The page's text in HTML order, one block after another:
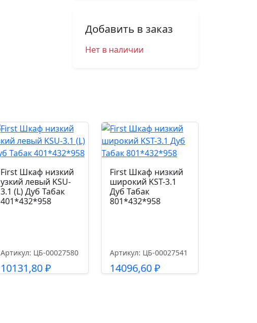
Добавить в заказ
Нет в наличии
First Шкаф низкий
узкий левый KSU-
3.1 (L) Дуб Табак
401*432*958
Артикул: ЦБ-00027580
10131,80₽
First Шкаф низкий
широкий KST-3.1
Дуб Табак
801*432*958
Артикул: ЦБ-00027541
14096,60₽